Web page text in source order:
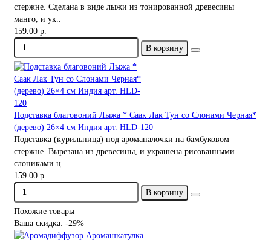
стержне. Сделана в виде лыжи из тонированной древесины
манго, и ук..
159.00 р.
В корзину
Подставка благовоний Лыжа * Саак Лак Тун со Слонами Черная*
(дерево) 26×4 см Индия арт. HLD-120
Подставка (курильница) под аромапалочки на бамбуковом
стержне. Вырезана из древесины, и украшена рисованными
слониками ц..
159.00 р.
В корзину
Похожие товары
Ваша скидка: -29%